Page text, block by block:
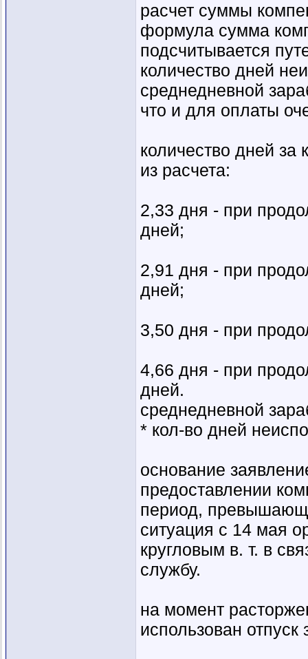
расчет суммы
формула сумма
подсчитывается
количество дней
среднедневной
что и для оплаты
количество дней
из расчета:
2,33 дня - при
дней;
2,91 дня - при
дней;
3,50 дня - при
4,66 дня - при
дней.
среднедневной
* кол-во дней
основание
предоставлении
период,
ситуация с 14 мая
кругловым в. т. в
службу.
на момент
использован